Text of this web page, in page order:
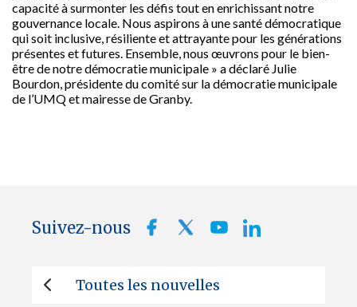
capacité à surmonter les défis tout en enrichissant notre
gouvernance locale. Nous aspirons à une santé démocratique
qui soit inclusive, résiliente et attrayante pour les générations
présentes et futures. Ensemble, nous œuvrons pour le bien-
être de notre démocratie municipale » a déclaré Julie
Bourdon, présidente du comité sur la démocratie municipale
de l’UMQ et mairesse de Granby.
Suivez-nous
Toutes les nouvelles